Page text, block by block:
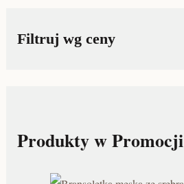
Filtruj wg ceny
Produkty w Promocji